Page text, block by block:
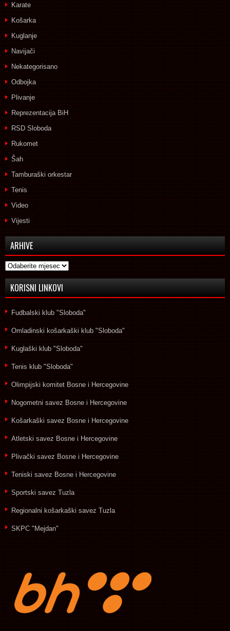
Karate
Košarka
Kuglanje
Navijači
Nekategorisano
Odbojka
Plivanje
Reprezentacija BiH
RSD Sloboda
Rukomet
Šah
Tamburaški orkestar
Tenis
Video
Vijesti
ARHIVE
Arhive
KORISNI LINKOVI
Fudbalski klub "Sloboda"
Omladinski košarkaški klub "Sloboda"
Kuglaški klub "Sloboda"
Tenis klub "Sloboda"
Olimpijski komitet Bosne i Hercegovine
Nogometni savez Bosne i Hercegovine
Košarkaški savez Bosne i Hercegovine
Atletski savez Bosne i Hercegovine
Plivački savez Bosne i Hercegovine
Teniski savez Bosne i Hercegovine
Sportski savez Tuzla
Regionalni košarkaški savez Tuzla
SKPC "Mejdan"